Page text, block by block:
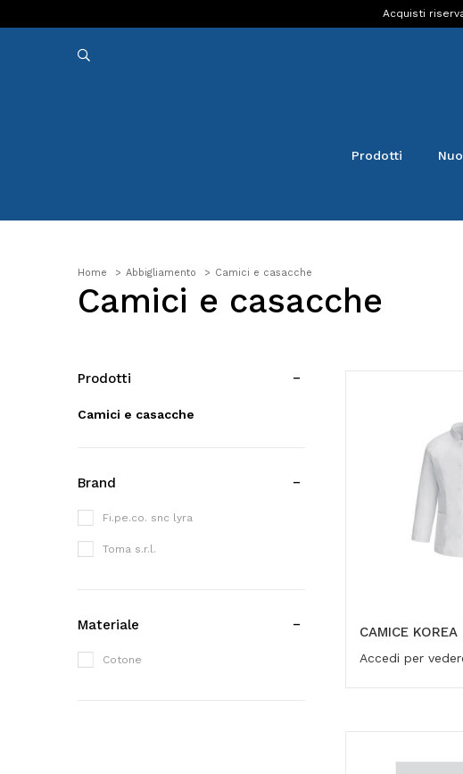
Acquisti
Prodotti
Home Abbigliamento Camici e casacche
Camici e casacche
Prodotti
Camici e casacche
Brand
Fi.pe.co. snc lyra
Toma s.r.l.
Materiale
Cotone
CAMICE KOREA
Accedi per